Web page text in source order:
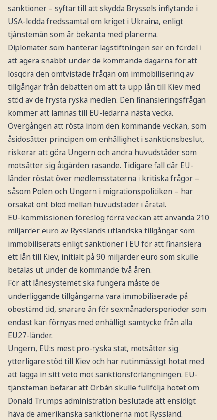
sanktioner – syftar till att skydda Bryssels inflytande i
USA-ledda fredssamtal om kriget i Ukraina, enligt
tjänstemän som är bekanta med planerna.
Diplomater som hanterar lagstiftningen ser en fördel i
att agera snabbt under de kommande dagarna för att
lösgöra den omtvistade frågan om immobilisering av
tillgångar från debatten om att ta upp lån till Kiev med
stöd av de frysta ryska medlen. Den finansieringsfrågan
kommer att lämnas till EU-ledarna nästa vecka.
Övergången att rösta inom den kommande veckan, som
åsidosätter principen om enhällighet i sanktionsbeslut,
riskerar att göra Ungern och andra huvudstäder som
motsätter sig åtgärden rasande. Tidigare fall där EU-
länder röstat över medlemsstaterna i kritiska frågor –
såsom Polen och Ungern i migrationspolitiken – har
orsakat ont blod mellan huvudstäder i åratal.
EU-kommissionen föreslog förra veckan att använda 210
miljarder euro av Rysslands utländska tillgångar som
immobiliserats enligt sanktioner i EU för att finansiera
ett lån till Kiev, initialt på 90 miljarder euro som skulle
betalas ut under de kommande två åren.
För att lånesystemet ska fungera måste de
underliggande tillgångarna vara immobiliserade på
obestämd tid, snarare än för sexmånadersperioder som
endast kan förnyas med enhälligt samtycke från alla
EU27-länder.
Ungern, EU:s mest pro-ryska stat, motsätter sig
ytterligare stöd till Kiev och har rutinmässigt hotat med
att lägga in sitt veto mot sanktionsförlängningen. EU-
tjänstemän befarar att Orbán skulle fullfölja hotet om
Donald Trumps administration beslutade att ensidigt
häva de amerikanska sanktionerna mot Ryssland.